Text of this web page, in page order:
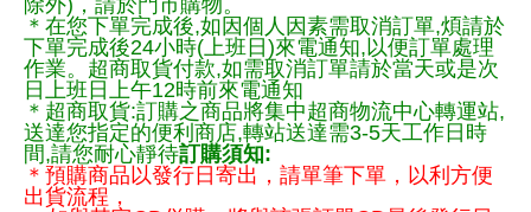
＊在您下單完成後,如因個人因素需取消訂單,煩請於
下單完成後24小時(上班日)來電通知,以便訂單處理
作業。超商取貨付款,如需取消訂單請於當天或是次
日上班日上午12時前來電通知
＊超商取貨:訂購之商品將集中超商物流中心轉運站,
送達您指定的便利商店,轉站送達需3-5天工作日時
間,請您耐心靜待訂購須知:
＊預購商品以發行日寄出，請單筆下單，以利方便
出貨流程，